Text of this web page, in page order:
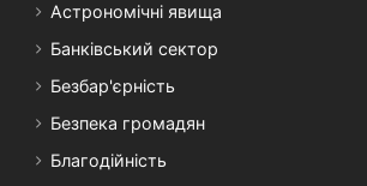
Астрономічні явища
Банківський сектор
Безбар'єрність
Безпека громадян
Благодійність